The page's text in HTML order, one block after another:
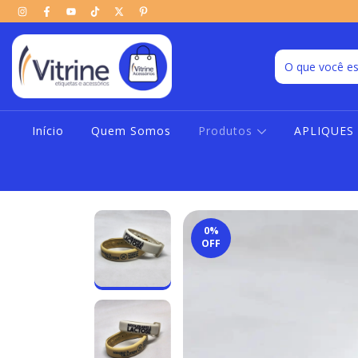
Início Quem Somos Produtos APLIQUES
0%
OFF